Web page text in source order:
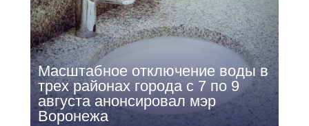
Масштабное отключение воды в
трех районах города с 7 по 9
августа анонсировал мэр
Воронежа